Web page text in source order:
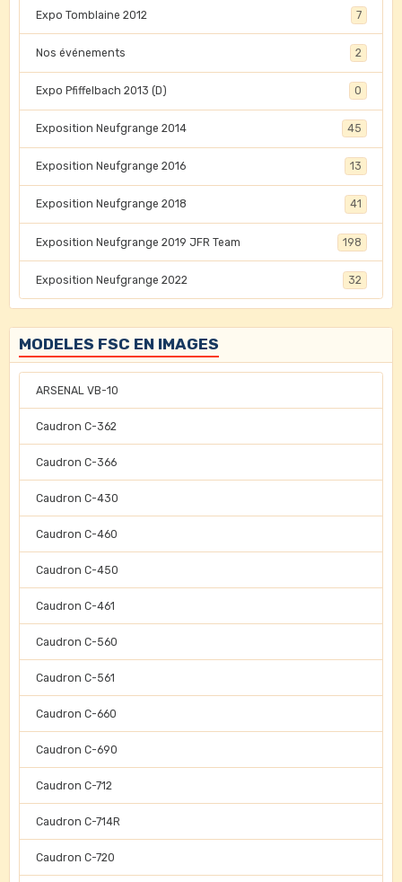
Expo Tomblaine 2012 7
Nos événements 2
Expo Pfiffelbach 2013 (D) 0
Exposition Neufgrange 2014 45
Exposition Neufgrange 2016 13
Exposition Neufgrange 2018 41
Exposition Neufgrange 2019 JFR Team 198
Exposition Neufgrange 2022 32
MODELES FSC EN IMAGES
ARSENAL VB-10
Caudron C-362
Caudron C-366
Caudron C-430
Caudron C-460
Caudron C-450
Caudron C-461
Caudron C-560
Caudron C-561
Caudron C-660
Caudron C-690
Caudron C-712
Caudron C-714R
Caudron C-720